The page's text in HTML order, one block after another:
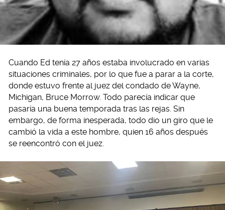
Cuando Ed tenía 27 años estaba involucrado en varias
situaciones criminales, por lo que fue a parar a la corte,
donde estuvo frente al juez del condado de Wayne,
Michigan, Bruce Morrow. Todo parecía indicar que
pasaría una buena temporada tras las rejas. Sin
embargo, de forma inesperada, todo dio un giro que le
cambió la vida a este hombre, quien 16 años después
se reencontró con el juez.